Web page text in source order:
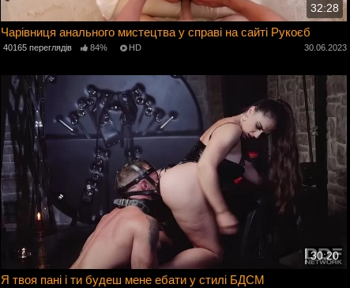
32:28
Чарівниця анального мистецтва у справі на сайті Рукоєб
40165 переглядів 84% HD 30.06.2023
30:20
Я твоя пані і ти будеш мене ебати у стилі БДСМ